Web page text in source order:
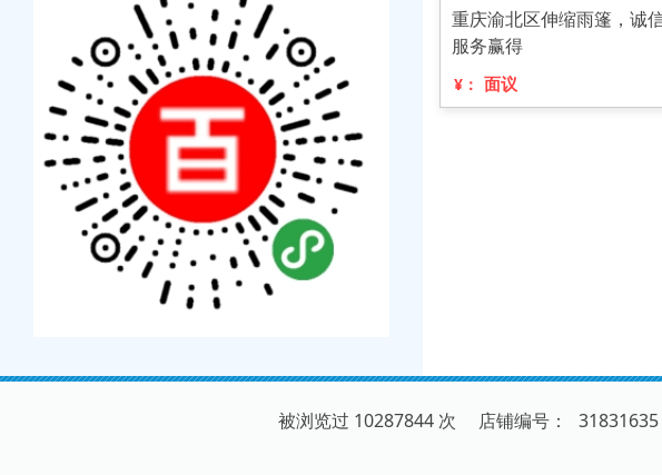
重庆渝北区伸缩雨篷，诚
服务赢得
¥： 面议
被浏览过 10287844 次 店铺编号： 31831635